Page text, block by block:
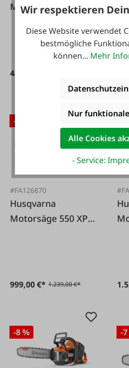
Motorsäge 435i
449,00 €*
-19 %
#FA126870
Husqvarna
Motorsäge 550 XPG
999,00 €* 1.239,00 €*
-
-8 % -
Wir respektieren
Diese Website verwendet
bestmögliche
können... Mehr
Nur funktionale
Alle Cookies
- Service: